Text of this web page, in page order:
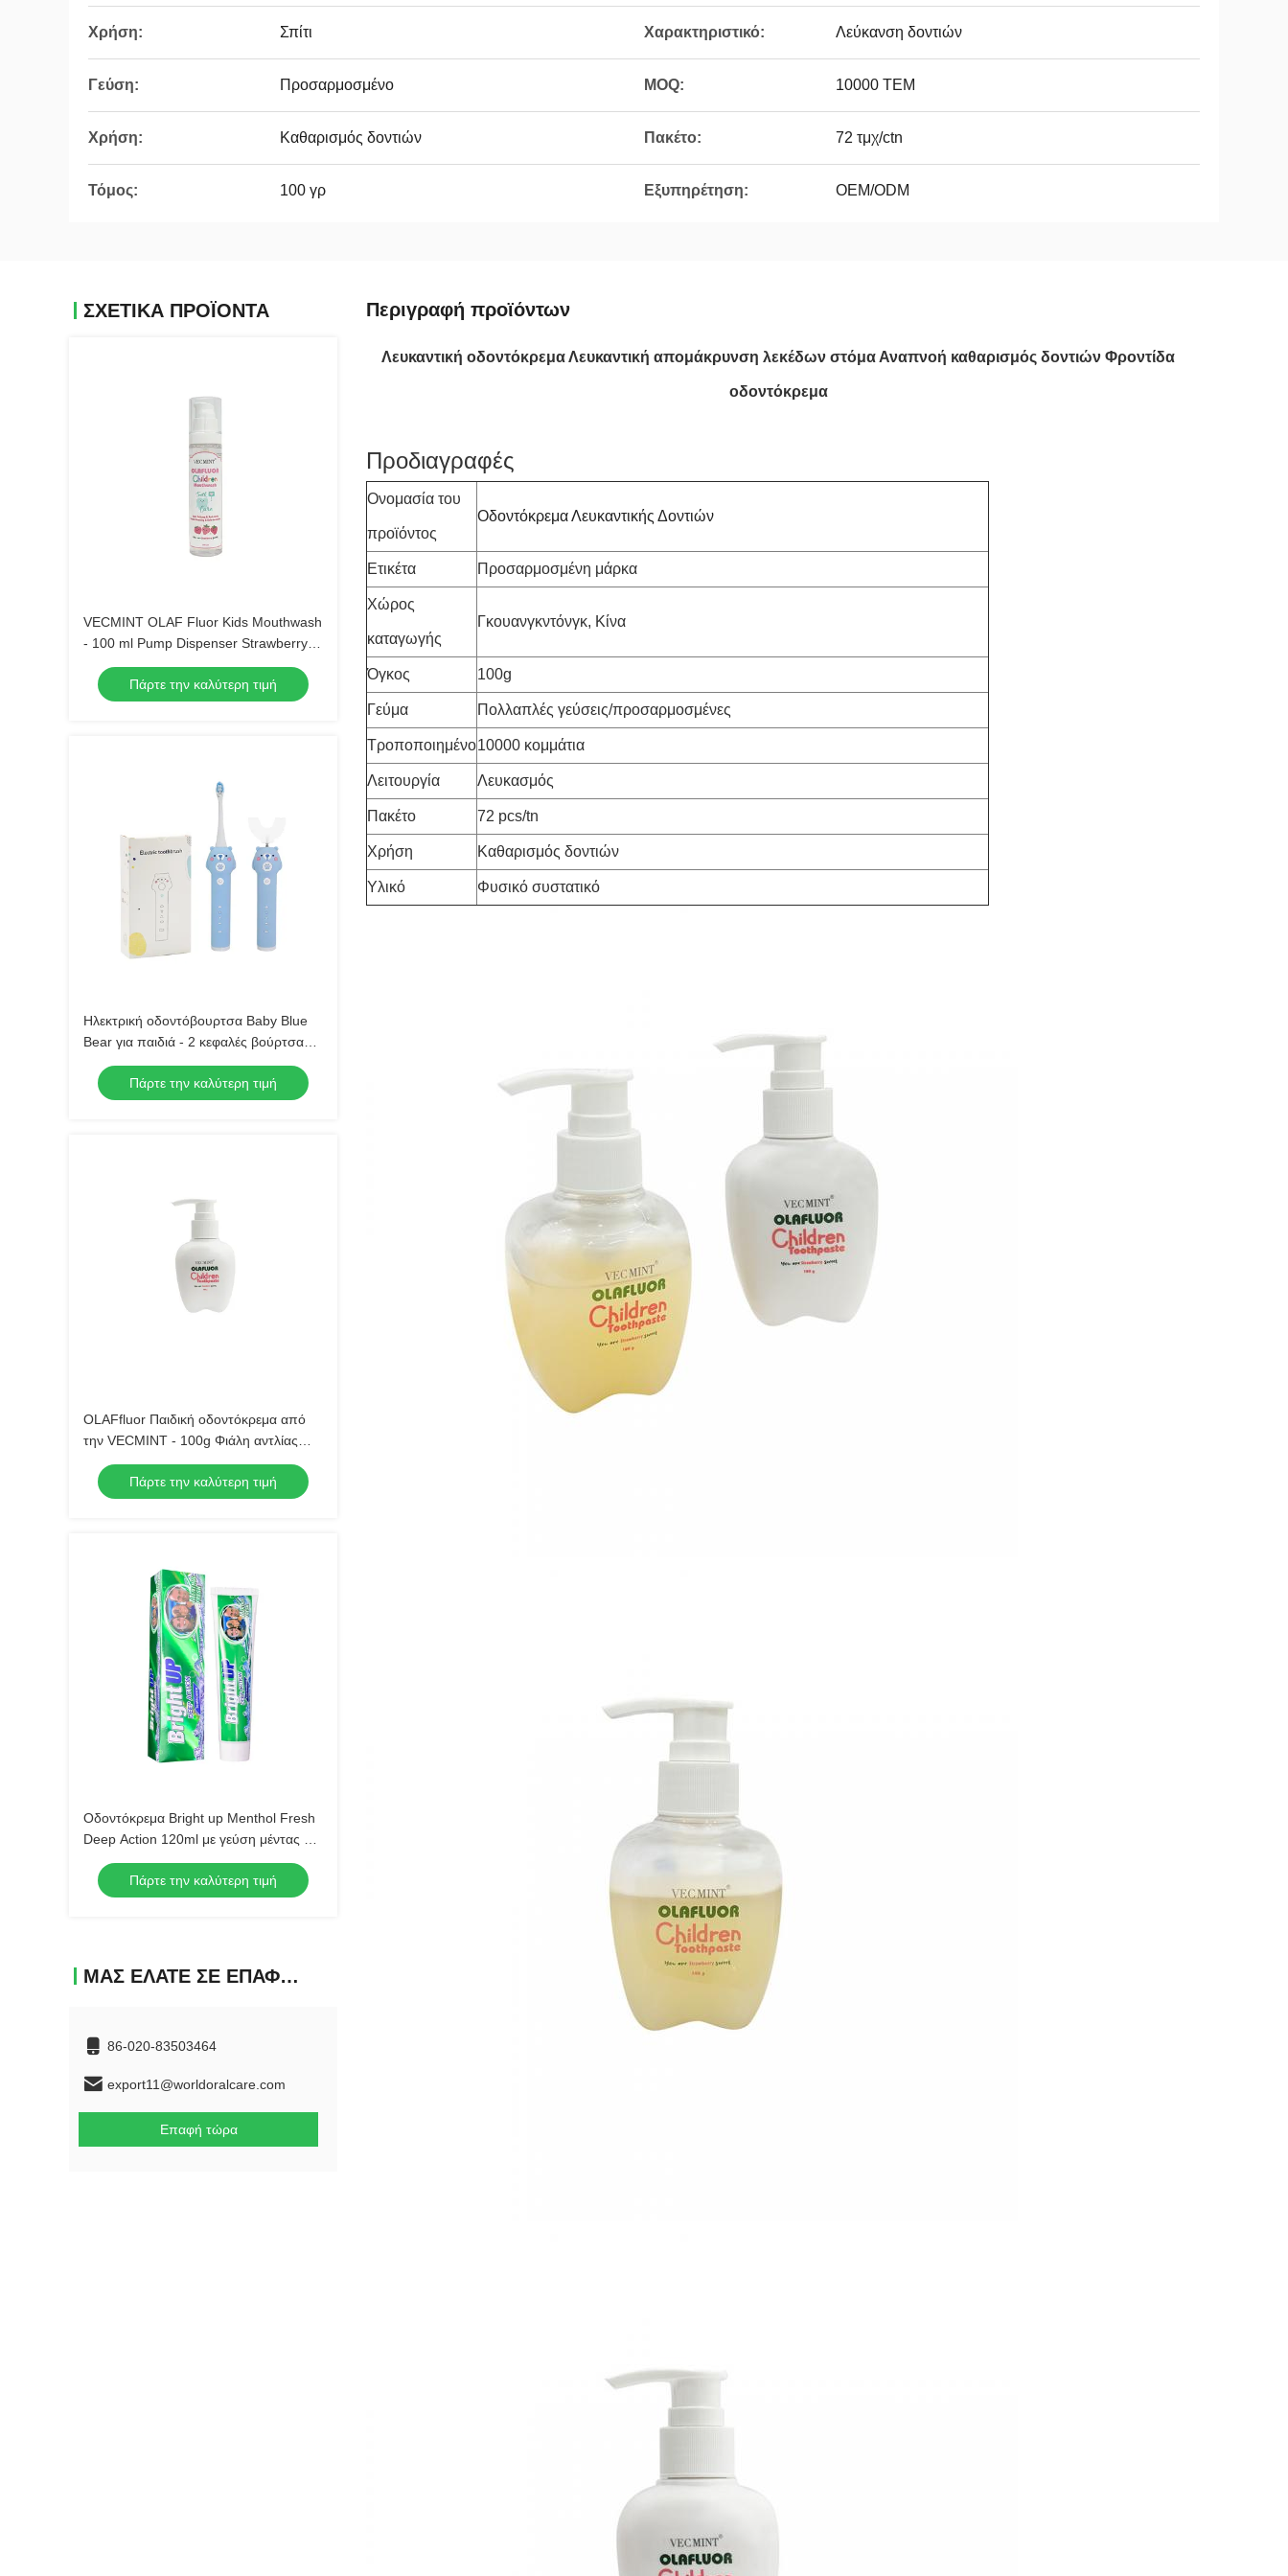
Χρήση: Σπίτι Χαρακτηριστικό: Λεύκανση δοντιών
Γεύση: Προσαρμοσμένο MOQ: 10000 ΤΕΜ
Χρήση: Καθαρισμός δοντιών Πακέτο: 72 τμχ/ctn
Τόμος: 100 γρ Εξυπηρέτηση: OEM/ODM
ΣΧΕΤΙΚΆ ΠΡΟΪΌΝΤΑ
VECMINT OLAF Fluor Kids Mouthwash
- 100 ml Pump Dispenser Strawberry
Flavour Anti-Cavity Sugar Defense
Ασφαλής για κατάποση στοματική
φροντίδα
Πάρτε την καλύτερη τιμή
Ηλεκτρική οδοντόβουρτσα Baby Blue
Bear για παιδιά - 2 κεφαλές βούρτσας
(μαλακή τρίχα) Αδιάβροχη ηχητική
οδοντόβουρτσα με 3 λειτουργίες για
παιδιά 3-15 ετών Κιτ στοματικής
Πάρτε την καλύτερη τιμή
OLAFfluor Παιδική οδοντόκρεμα από
την VECMINT - 100g Φιάλη αντλίας
Φαγητό φράουλας Ασφαλής
οδοντόκρεμα για την ορθή οδοντική
φροντίδα Παιδική οδοντόκρεμα για τα
Πάρτε την καλύτερη τιμή
Οδοντόκρεμα Bright up Menthol Fresh
Deep Action 120ml με γεύση μέντας για
βαθύ καθαρισμό, χονδρική πώληση
προϊόντων στοματικής υγιεινής
Πάρτε την καλύτερη τιμή
ΜΑΣ ΕΛΆΤΕ ΣΕ ΕΠΑΦΉ ΜΕ
86-020-83503464
export11@worldoralcare.com
Επαφή τώρα
Περιγραφή προϊόντων
Λευκαντική οδοντόκρεμα Λευκαντική απομάκρυνση λεκέδων στόμα Αναπνοή καθαρισμός δοντιών Φροντίδα
οδοντόκρεμα
Προδιαγραφές
Ονομασία του
προϊόντος
Οδοντόκρεμα Λευκαντικής Δοντιών
Ετικέτα Προσαρμοσμένη μάρκα
Χώρος
καταγωγής
Γκουανγκντόνγκ, Κίνα
Όγκος 100g
Γεύμα Πολλαπλές γεύσεις/προσαρμοσμένες
Τροποποιημένο10000 κομμάτια
Λειτουργία Λευκασμός
Πακέτο 72 pcs/tn
Χρήση Καθαρισμός δοντιών
Υλικό Φυσικό συστατικό